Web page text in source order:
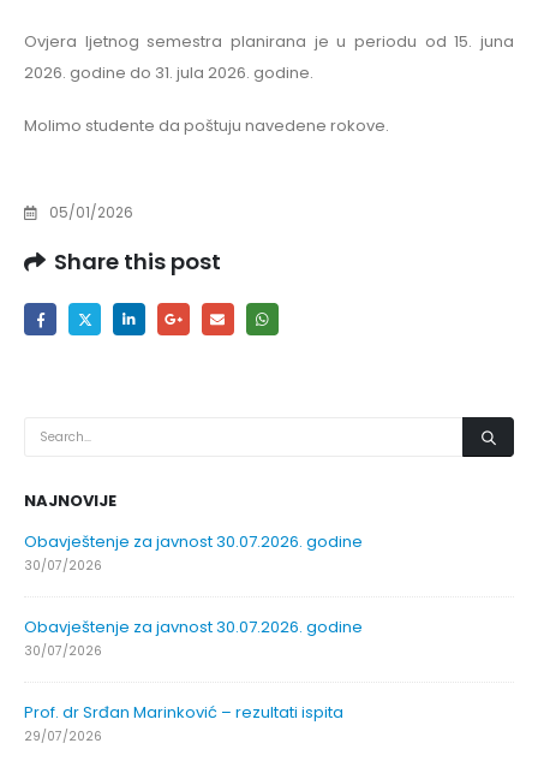
Ovjera ljetnog semestra planirana je u periodu od 15. juna
2026. godine do 31. jula 2026. godine.
Molimo studente da poštuju navedene rokove.
05/01/2026
Share this post
NAJNOVIJE
Obavještenje za javnost 30.07.2026. godine
30/07/2026
Obavještenje za javnost 30.07.2026. godine
30/07/2026
Prof. dr Srđan Marinković – rezultati ispita
29/07/2026